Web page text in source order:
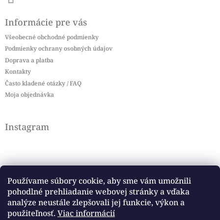
Používame súbory cookie, aby sme vám umožnili
pohodlné prehliadanie webovej stránky a vďaka
analýze neustále zlepšovali jej funkcie, výkon a
použiteľnosť. Viac informácií
Informácie pre vás
Všeobecné obchodné podmienky
Podmienky ochrany osobných údajov
Doprava a platba
Kontakty
Často kladené otázky / FAQ
Moja objednávka
Instagram
Sledovať na Instagrame